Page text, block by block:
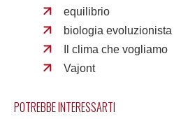
equilibrio
biologia evoluzionista
Il clima che vogliamo
Vajont
POTREBBE INTERESSARTI